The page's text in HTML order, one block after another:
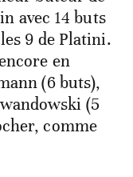
avec 14 buts
9 de Platini.
en
(6 buts),
(5
comme